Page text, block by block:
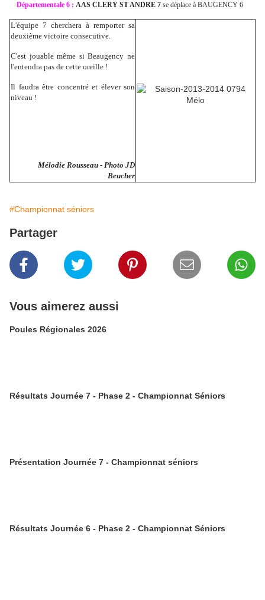
Départementale 6 : AAS CLERY ST ANDRE 7 se déplace à BAUGENCY 6
L'équipe 7 cherchera à remporter sa
deuxième victoire consecutive.
C'est jouable même si Beaugency ne
l'entendra pas de cette oreille !
Il faudra être concentré et élever son
niveau !
Mélodie Rousseau - Photo JD
Beucher
#Championnat séniors
Partager
Vous aimerez aussi
Poules Régionales 2026
Résultats Journée 7 - Phase 2 - Championnat Séniors
Présentation Journée 7 - Championnat séniors
Résultats Journée 6 - Phase 2 - Championnat Séniors